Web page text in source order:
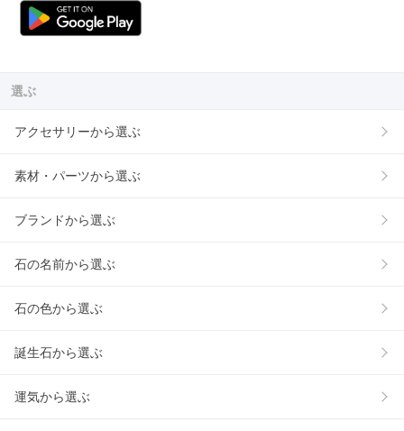
選ぶ
アクセサリーから選ぶ
素材・パーツから選ぶ
ブランドから選ぶ
石の名前から選ぶ
石の色から選ぶ
誕生石から選ぶ
運気から選ぶ